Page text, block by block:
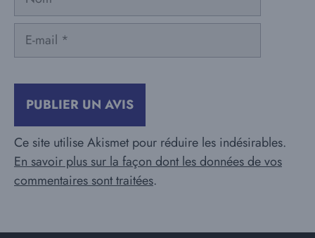
mail
Ce site utilise Akismet pour réduire les indésirables.
En savoir plus sur la façon dont les données de vos
commentaires sont traitées.